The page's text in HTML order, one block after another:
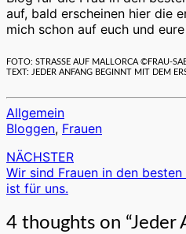
auf, bald erscheinen hier die
mich schon auf euch und
FOTO: STRASSE AUF MALLORCA ©FRAU-
TEXT: JEDER ANFANG BEGINNT MIT DEM
Allgemein
Bloggen, Frauen
Beitragsnavigation
NÄCHSTER
Wir sind Frauen in den
ist für uns.
4 thoughts on “Jeder